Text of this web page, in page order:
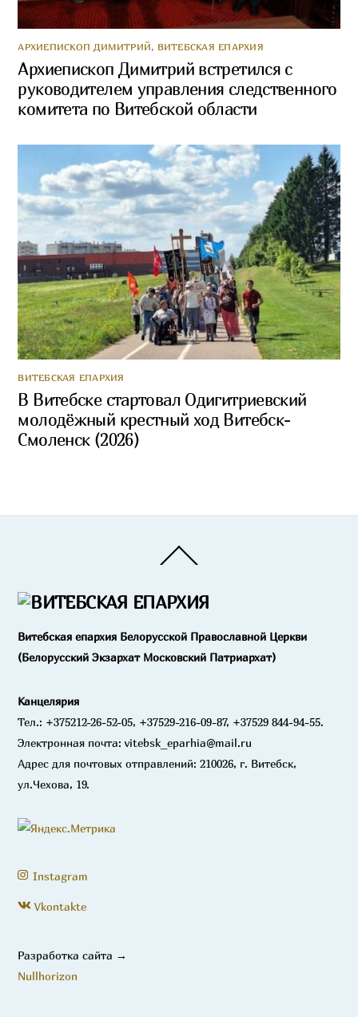
АРХИЕПИСКОП ДИМИТРИЙ, ВИТЕБСКАЯ ЕПАРХИЯ
Архиепископ Димитрий встретился с
руководителем управления следственного
комитета по Витебской области
ВИТЕБСКАЯ ЕПАРХИЯ
В Витебске стартовал Одигитриевский
молодёжный крестный ход Витебск-
Смоленск (2026)
To
Витебская епархия Белорусской Православной Церкви
(Белорусский Экзархат Московский Патриархат)
Канцелярия
Тел.: +375212-26-52-05, +37529-216-09-87, +37529 844-94-55.
Электронная почта: vitebsk_eparhia@mail.ru
Адрес для почтовых отправлений: 210026, г. Витебск,
ул.Чехова, 19.
Instagram
Vkontakte
Разработка сайта →
Nullhorizon